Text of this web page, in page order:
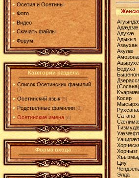
Осетия и Осетины
Фото
Видео
Скачать файлы
Форум
Категории раздела
Список Осетинских фамилий
[7]
Осетинский язык [5]
Родственные фамилии [3]
Осетинские имена [6]
Форма входа
Адæдзæ
Адухæ
Адыкыз
Азаухан
Акулæ
Ацырухс
Бедуха
Быценон
(Сосана)
Косер
Сатана
Уацирæт
Хорчызг
Циу
Элда